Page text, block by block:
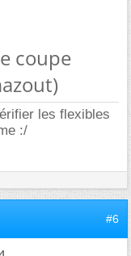
coupe
les flexibles
:/
#6